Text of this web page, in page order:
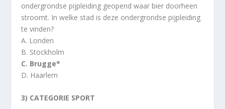
ondergrondse pijpleiding geopend waar bier doorheen
stroomt. In welke stad is deze ondergrondse pijpleiding
te vinden?
A. Londen
B. Stockholm
C. Brugge*
D. Haarlem
3) CATEGORIE SPORT